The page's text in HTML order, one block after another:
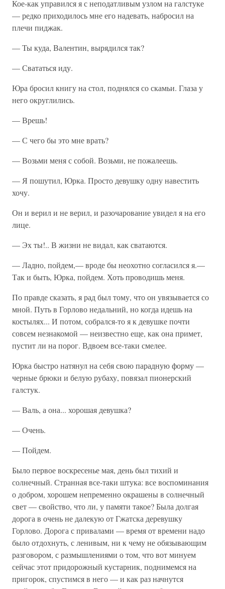
Кое-как управился я с неподатливым узлом на галстуке
— редко приходилось мне его надевать, набросил на
плечи пиджак.
— Ты куда, Валентин, вырядился так?
— Свататься иду.
Юра бросил книгу на стол, поднялся со скамьи. Глаза у
него округлились.
— Врешь!
— С чего бы это мне врать?
— Возьми меня с собой. Возьми, не пожалеешь.
— Я пошутил, Юрка. Просто девушку одну навестить
хочу.
Он и верил и не верил, и разочарование увидел я на его
лице.
— Эх ты!.. В жизни не видал, как сватаются.
— Ладно, пойдем,— вроде бы неохотно согласился я.—
Так и быть, Юрка, пойдем. Хоть проводишь меня.
По правде сказать, я рад был тому, что он увязывается со
мной. Путь в Горлово недальний, но когда идешь на
костылях... И потом, собрался-то я к девушке почти
совсем незнакомой — неизвестно еще, как она примет,
пустит ли на порог. Вдвоем все-таки смелее.
Юрка быстро натянул на себя свою парадную форму —
черные брюки и белую рубаху, повязал пионерский
галстук.
— Валь, а она... хорошая девушка?
— Очень.
— Пойдем.
Было первое воскресенье мая, день был тихий и
солнечный. Странная все-таки штука: все воспоминания
о добром, хорошем непременно окрашены в солнечный
свет — свойство, что ли, у памяти такое? Была долгая
дорога в очень не далекую от Гжатска деревушку
Горлово. Дорога с привалами — время от времени надо
было отдохнуть, с ленивым, ни к чему не обязывающим
разговором, с размышлениями о том, что вот минуем
сейчас этот придорожный кустарник, поднимемся на
пригорок, спустимся в него — и как раз начнутся